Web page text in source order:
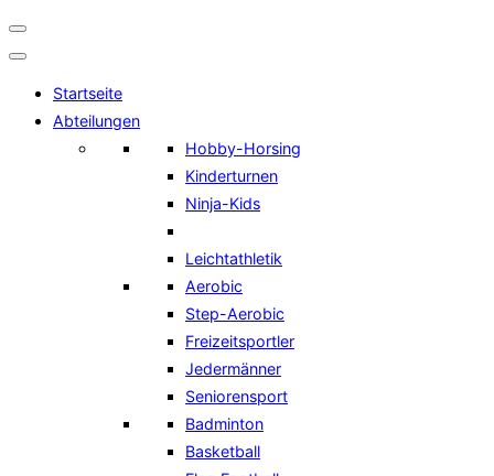
Navigation
umschalten
Startseite
Abteilungen
Hobby-Horsing
Kinderturnen
Ninja-Kids
Leichtathletik
Aerobic
Step-Aerobic
Freizeitsportler
Jedermänner
Seniorensport
Badminton
Basketball